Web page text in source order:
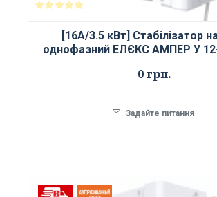
[16А/3.5 кВт] Стабілізатор
однофазний ЕЛЄКС АМПЕР У
0 грн.
Задайте питання